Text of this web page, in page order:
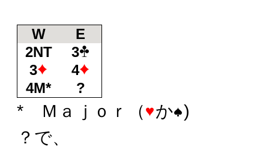
W
E
2NT
3
3
4
4M*
?
* Ｍａｊｏｒ（ か )
？で、